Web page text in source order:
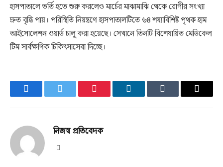
হাসপাতালে ভর্তি হতে শুরু করলেও মার্চের মাঝামাঝি থেকে রোগীর সংখ্যা
দ্রুত বৃদ্ধি পায়। পরিস্থিতি নিয়ন্ত্রণে হাসপাতালটিতে ৬৪ শয্যাবিশিষ্ট পৃথক হাম
আইসোলেশন ওয়ার্ড চালু করা হয়েছে। সেখানে তিনটি বিশেষায়িত মেডিকেল
টিম সার্বক্ষণিক চিকিৎসাসেবা দিচ্ছে।
FacebookTwitter PinterestLinkedInTumblr Email
নিজস্ব প্রতিবেদক